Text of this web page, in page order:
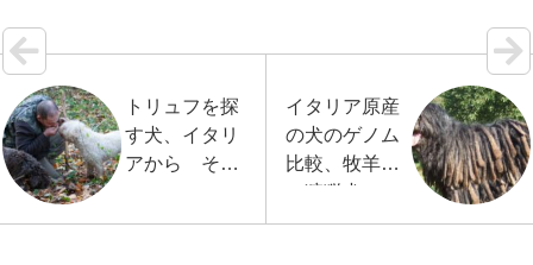
トリュフを探
す犬、イタリ
アから その
イタリア原産
の犬のゲノム
比較、牧羊犬
vs狩猟犬